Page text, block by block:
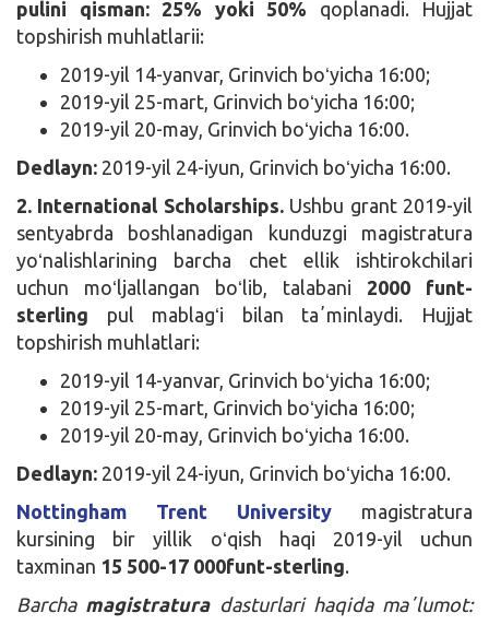
pulini qisman: 25% yoki 50% qoplanadi. Hujjat
topshirish muhlatlarii:
2019-yil 14-yanvar, Grinvich boʻyicha 16:00;
2019-yil 25-mart, Grinvich boʻyicha 16:00;
2019-yil 20-may, Grinvich boʻyicha 16:00.
Dedlayn: 2019-yil 24-iyun, Grinvich boʻyicha 16:00.
2. International Scholarships. Ushbu grant 2019-yil
sentyabrda boshlanadigan kunduzgi magistratura
yoʻnalishlarining barcha chet ellik ishtirokchilari
uchun moʻljallangan boʻlib, talabani 2000 funt-
sterling pul mablagʻi bilan taʼminlaydi. Hujjat
topshirish muhlatlari:
2019-yil 14-yanvar, Grinvich boʻyicha 16:00;
2019-yil 25-mart, Grinvich boʻyicha 16:00;
2019-yil 20-may, Grinvich boʻyicha 16:00.
Dedlayn: 2019-yil 24-iyun, Grinvich boʻyicha 16:00.
Nottingham Trent University magistratura
kursining bir yillik oʻqish haqi 2019-yil uchun
taxminan 15 500-17 000funt-sterling.
Barcha magistratura dasturlari haqida maʼlumot: